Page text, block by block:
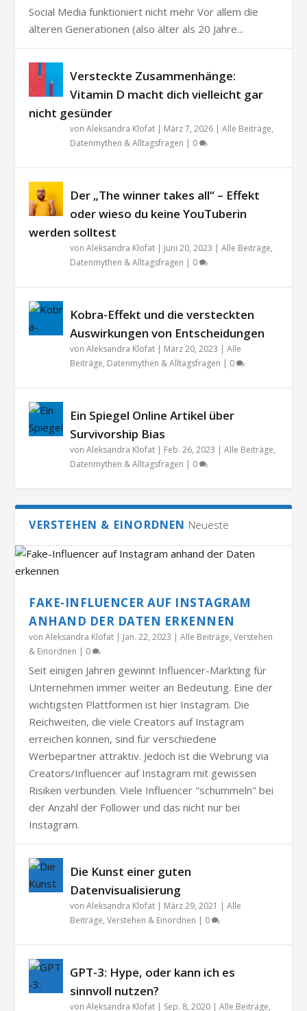
Social Media funktioniert nicht mehr Vor allem die
älteren Generationen (also älter als 20 Jahre...
Versteckte Zusammenhänge:
Vitamin D macht dich vielleicht gar
nicht gesünder
vonAleksandra Klofat | März 7, 2026 |Alle Beiträge,
Datenmythen & Alltagsfragen | 0
Der „The winner takes all“ – Effekt
oder wieso du keine YouTuberin
werden solltest
vonAleksandra Klofat | Juni 20, 2023 |Alle Beiträge,
Datenmythen & Alltagsfragen | 0
Kobra-Effekt und die versteckten
Auswirkungen von Entscheidungen
vonAleksandra Klofat | März 20, 2023 |Alle
Beiträge, Datenmythen & Alltagsfragen | 0
Ein Spiegel Online Artikel über
Survivorship Bias
vonAleksandra Klofat | Feb. 26, 2023 |Alle Beiträge,
Datenmythen & Alltagsfragen | 0
VERSTEHEN & EINORDNEN Neueste
FAKE-INFLUENCER AUF INSTAGRAM
ANHAND DER DATEN ERKENNEN
vonAleksandra Klofat | Jan. 22, 2023 |Alle Beiträge,Verstehen
& Einordnen | 0
Seit einigen Jahren gewinnt Influencer-Markting für
Unternehmen immer weiter an Bedeutung. Eine der
wichtigsten Plattformen ist hier Instagram. Die
Reichweiten, die viele Creators auf Instagram
erreichen können, sind für verschiedene
Werbepartner attraktiv. Jedoch ist die Webrung via
Creators/Influencer auf Instagram mit gewissen
Risiken verbunden. Viele Influencer "schummeln" bei
der Anzahl der Follower und das nicht nur bei
Instagram.
Die Kunst einer guten
Datenvisualisierung
vonAleksandra Klofat | März 29, 2021 |Alle
Beiträge,Verstehen & Einordnen | 0
GPT-3: Hype, oder kann ich es
sinnvoll nutzen?
vonAleksandra Klofat | Sep. 8, 2020 |Alle Beiträge,